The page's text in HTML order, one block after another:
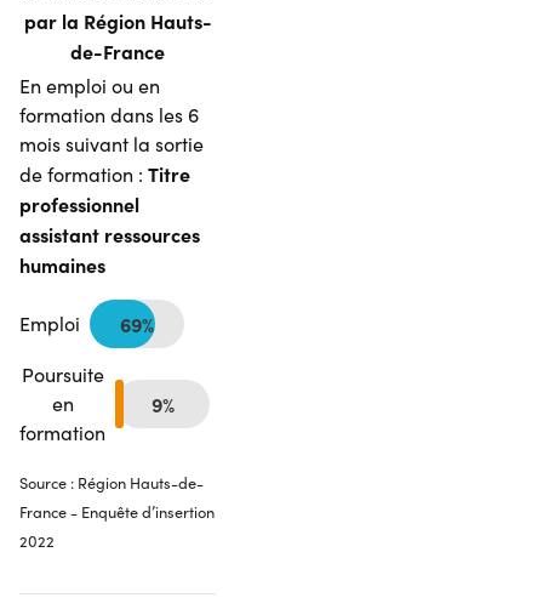
par la Région Hauts-
de-France
En emploi ou en
formation dans les 6
mois suivant la sortie
de formation : Titre
professionnel
assistant ressources
humaines
Emploi 69%
Poursuite
en
formation
9%
Source : Région Hauts-de-
France - Enquête d’insertion
2022